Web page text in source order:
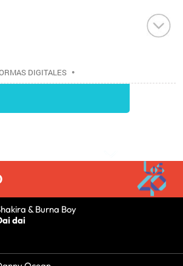
DIGITALES •
•INTERNET•
•COMUNICACIONES•
& Burna Boy
dai